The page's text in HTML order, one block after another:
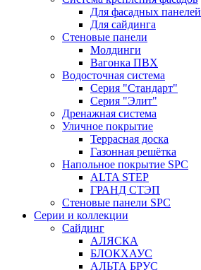
Для фасадных панелей
Для сайдинга
Стеновые панели
Молдинги
Вагонка ПВХ
Водосточная система
Серия "Стандарт"
Серия "Элит"
Дренажная система
Уличное покрытие
Террасная доска
Газонная решётка
Напольное покрытие SPC
ALTA STEP
ГРАНД СТЭП
Стеновые панели SPC
Серии и коллекции
Сайдинг
АЛЯСКА
БЛОКХАУС
АЛЬТА БРУС